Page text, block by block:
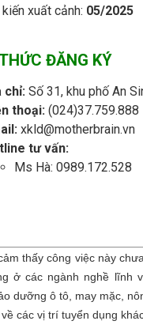
xuất cảnh: 05/
ĐĂNG KÝ
chỉ: Số 31, khu phố An
thoại: (024)37.759.888
xkld@motherbrain.vn
tư vấn:
Ms Hà: 0989.172.528
thấy công việc này
ở các ngành nghề lĩnh
dưỡng ô tô, may mặc,
các vị trí tuyển dụng